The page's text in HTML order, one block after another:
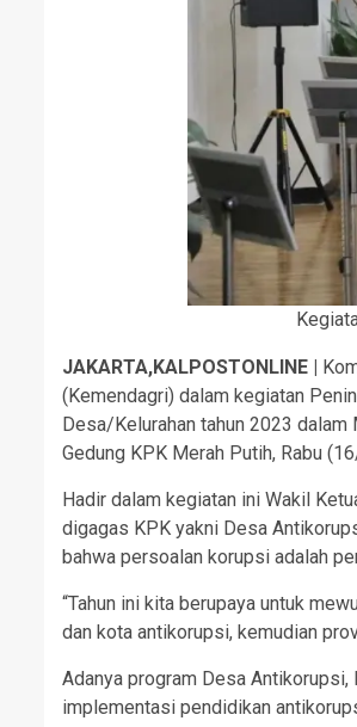
JAKARTA,KALPOSTONLINE |
(Kemendagri) dalam kegiatan
Desa/Kelurahan tahun 2023
Gedung KPK Merah Putih, Rabu
Hadir dalam kegiatan ini Wakil
digagas KPK yakni Desa
bahwa persoalan korupsi adalah
“Tahun ini kita berupaya untuk
dan kota antikorupsi, kemudian
Adanya program Desa
implementasi pendidikan